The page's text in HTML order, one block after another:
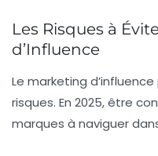
Les Risques à
d’Influence
Le marketing
risques. En 2025, être
marques à naviguer